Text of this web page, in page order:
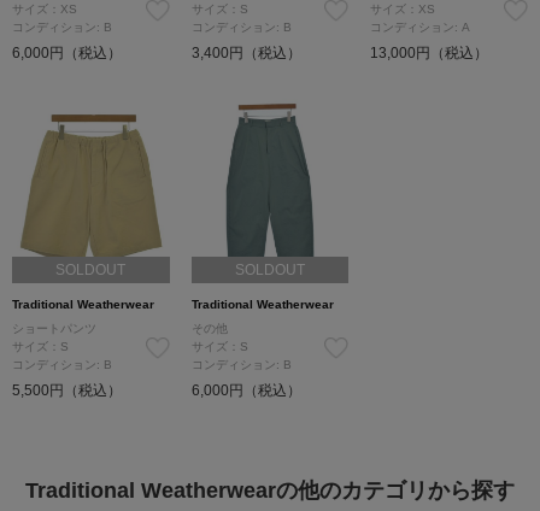
サイズ：XS
コンディション: B
6,000円（税込）
サイズ：S
コンディション: B
3,400円（税込）
サイズ：XS
コンディション: A
13,000円（税込）
SOLDOUT
Traditional Weatherwear
ショートパンツ
サイズ：S
コンディション: B
5,500円（税込）
SOLDOUT
Traditional Weatherwear
その他
サイズ：S
コンディション: B
6,000円（税込）
Traditional Weatherwearの他のカテゴリから探す